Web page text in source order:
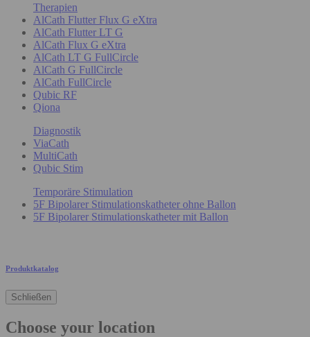
Therapien
AlCath Flutter Flux G eXtra
AlCath Flutter LT G
AlCath Flux G eXtra
AlCath LT G FullCircle
AlCath G FullCircle
AlCath FullCircle
Qubic RF
Qiona
Diagnostik
ViaCath
MultiCath
Qubic Stim
Temporäre Stimulation
5F Bipolarer Stimulationskatheter ohne Ballon
5F Bipolarer Stimulationskatheter mit Ballon
Produktkatalog
Schließen
Choose your location